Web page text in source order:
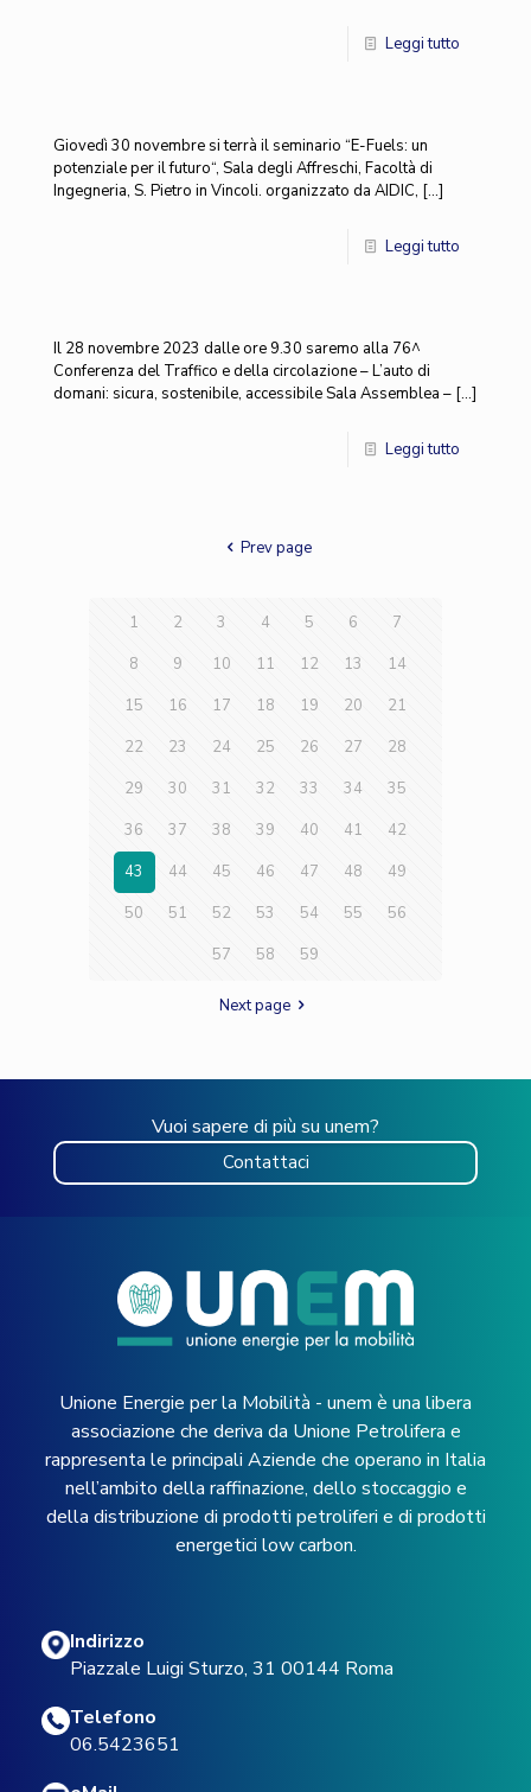
Leggi tutto
Giovedì 30 novembre si terrà il seminario “E-Fuels: un
potenziale per il futuro“, Sala degli Affreschi, Facoltà di
Ingegneria, S. Pietro in Vincoli. organizzato da AIDIC, […]
Leggi tutto
Il 28 novembre 2023 dalle ore 9.30 saremo alla 76^
Conferenza del Traffico e della circolazione – L’auto di
domani: sicura, sostenibile, accessibile Sala Assemblea – […]
Leggi tutto
Prev page
1 2 3 4 5 6
7
8
9 10 11 12 13
14
15
16 17 18 19 20
21
22
23 24 25 26 27
28
29
30 31 32 33 34
35
36
37 38 39 40 41
42
43
44 45 46 47 48
49
50
51 52 53 54 55
56
57
58 59
Next page
Vuoi sapere di più su unem?
Contattaci
Unione Energie per la Mobilità - unem è una libera
associazione che deriva da Unione Petrolifera e
rappresenta le principali Aziende che operano in Italia
nell’ambito della raffinazione, dello stoccaggio e
della distribuzione di prodotti petroliferi e di prodotti
energetici low carbon.
Indirizzo
Piazzale Luigi Sturzo, 31 00144 Roma
Telefono
06.5423651